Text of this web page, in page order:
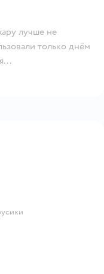
лучше не
только днём